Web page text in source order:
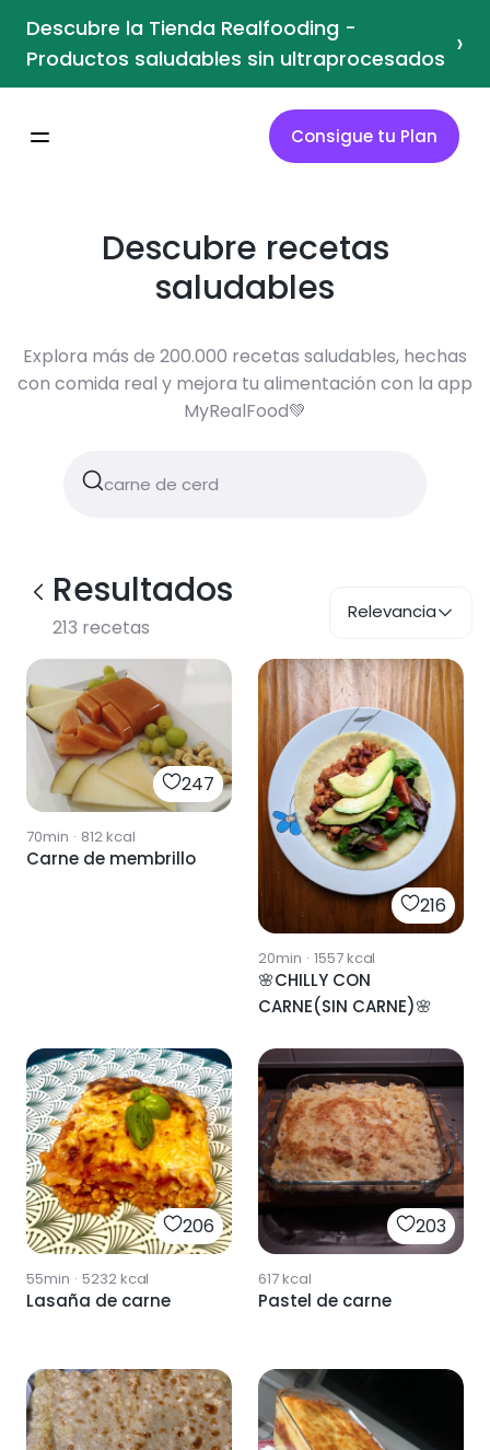
Descubre la Tienda Realfooding -
Productos saludables sin ultraprocesados ›
Consigue tu Plan
Descubre recetas
saludables
Explora más de 200.000 recetas saludables, hechas
con comida real y mejora tu alimentación con la app
MyRealFood💚
Resultados
213 recetas
Relevancia
247
70min · 812kcal
Carne de membrillo
216
20min · 1557kcal
🌸CHILLY CON
CARNE(SIN CARNE)🌸
206
55min · 5232kcal
Lasaña de carne
203
617kcal
Pastel de carne